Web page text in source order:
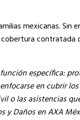
mexicanas.
específica:
en cubrir
o las asistencias
y Daños en AXA